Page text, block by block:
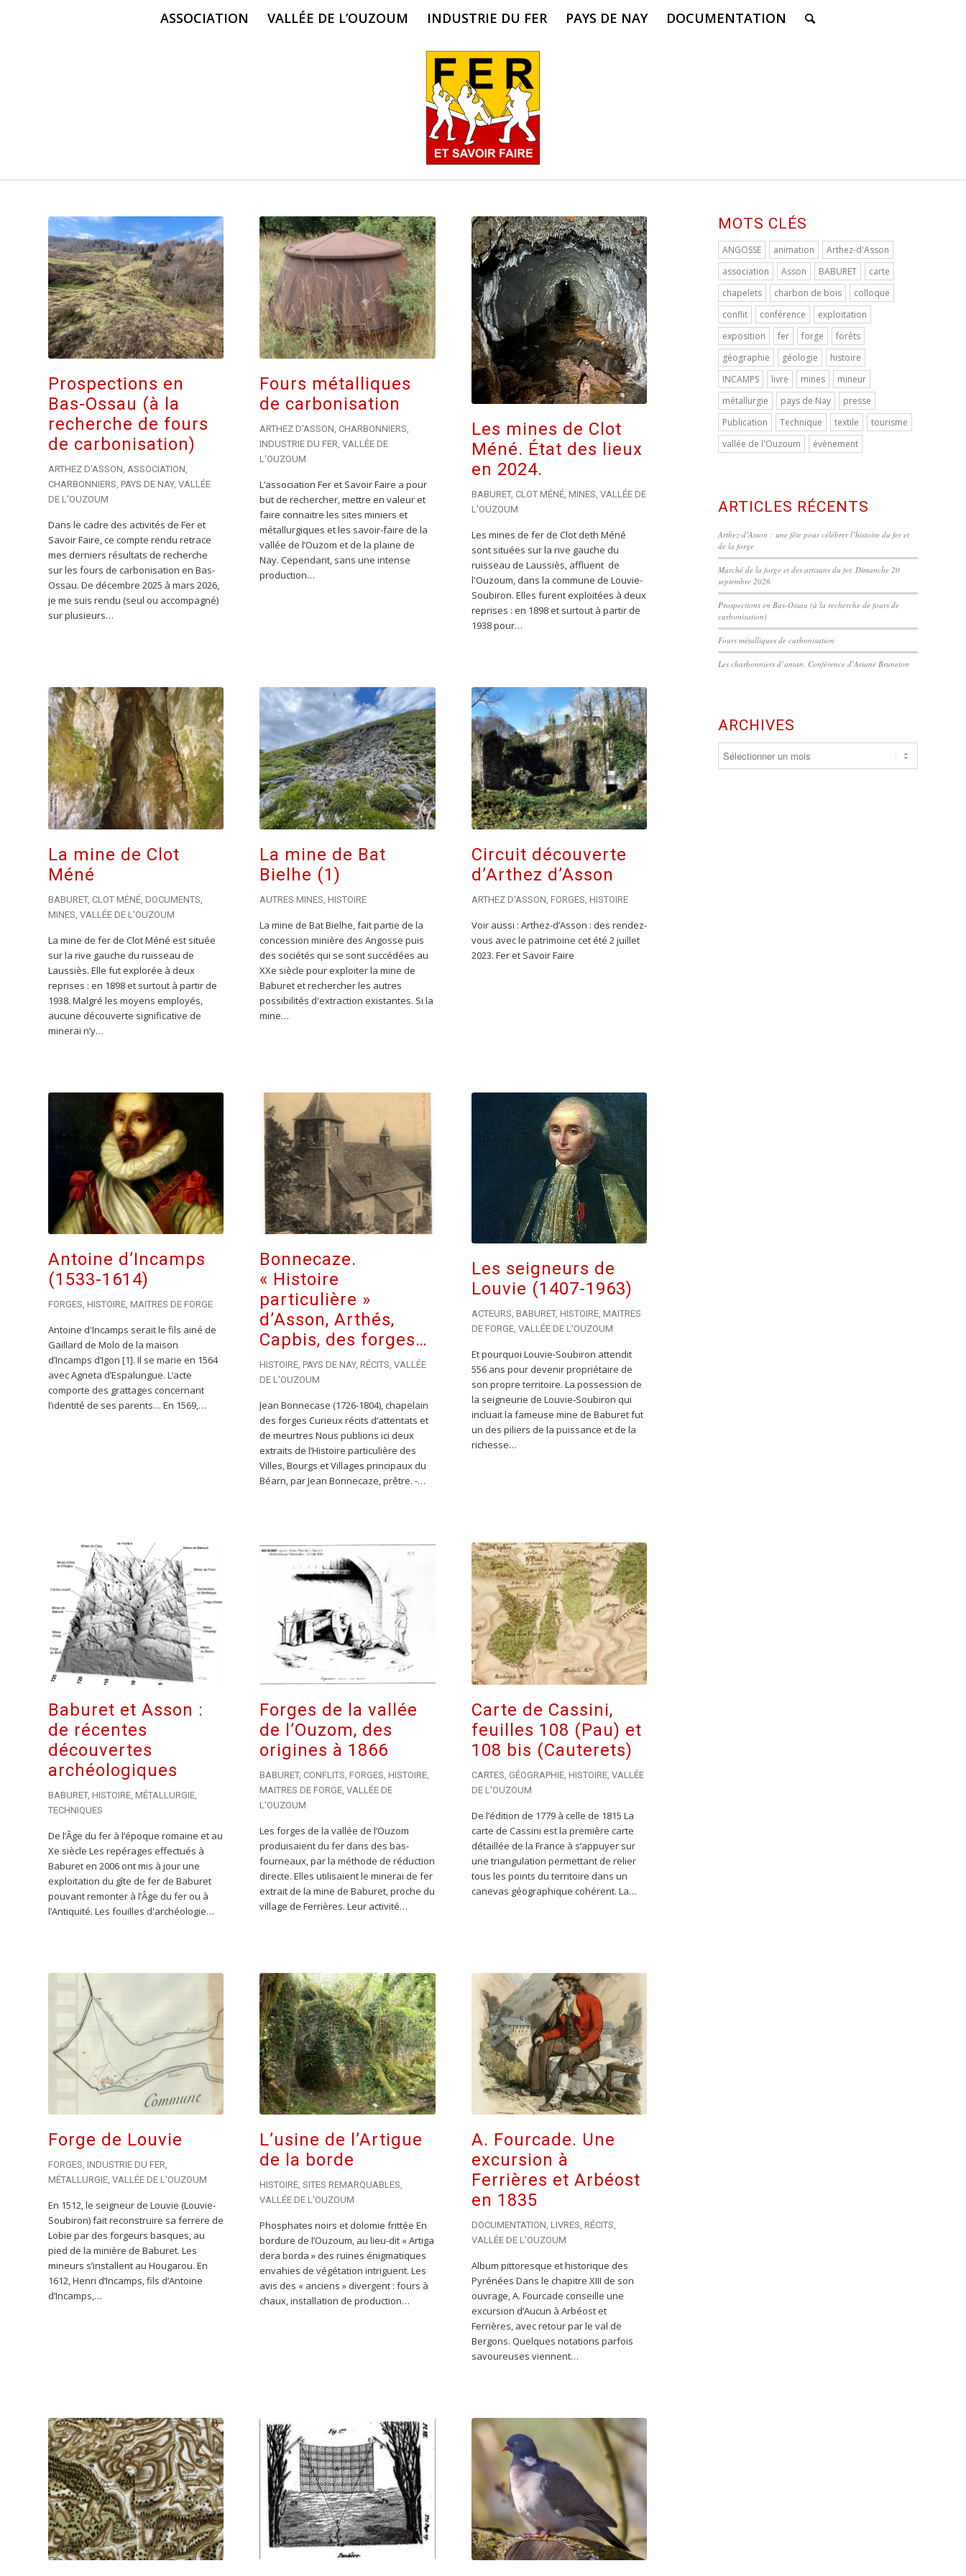
ASSOCIATION VALLÉE DE L’OUZOUM INDUSTRIE DU FER PAYS DE NAY DOCUMENTATION
Prospections en
Bas-Ossau (à la
recherche de fours
de carbonisation)
ARTHEZ D'ASSON ASSOCIATION
CHARBONNIERS PAYS DE NAY, VALLÉE
DE L'OUZOUM
Dans le cadre des activités de Fer et
Savoir Faire, ce compte rendu retrace
mes derniers résultats de recherche
sur les fours de carbonisation en Bas-
Ossau. De décembre 2025 à mars 2026,
je me suis rendu (seul ou accompagné)
sur plusieurs…
Fours métalliques
de carbonisation
ARTHEZ D'ASSON CHARBONNIERS
INDUSTRIE DU FER ,VALLÉE DE
L'OUZOUM
L’association Fer et Savoir Faire a pour
but de rechercher, mettre en valeur et
faire connaitre les sites miniers et
métallurgiques et les savoir-faire de la
vallée de l’Ouzom et de la plaine de
Nay. Cependant, sans une intense
production…
Les mines de Clot
Méné. État des lieux
en 2024.
BABURET, CLOT MÉNÉ, MINES, VALLÉE DE
L'OUZOUM
Les mines de fer de Clot deth Méné
sont situées sur la rive gauche du
ruisseau de Laussiès, affluent de
l'Ouzoum, dans la commune de Louvie-
Soubiron. Elles furent exploitées à deux
reprises : en 1898 et surtout à partir de
1938 pour…
La mine de Clot
Méné
BABURET, CLOT MÉNÉ DOCUMENTS
MINES VALLÉE DE L'OUZOUM
La mine de fer de Clot Méné est située
sur la rive gauche du ruisseau de
Laussiès. Elle fut explorée à deux
reprises : en 1898 et surtout à partir de
1938. Malgré les moyens employés,
aucune découverte significative de
minerai n’y…
La mine de Bat
Bielhe (1)
AUTRES MINES ,HISTOIRE
La mine de Bat Bielhe, fait partie de la
concession minière des Angosse puis
des sociétés qui se sont succédées au
XXe siècle pour exploiter la mine de
Baburet et rechercher les autres
possibilités d'extraction existantes. Si la
mine…
Circuit découverte
d’Arthez d’Asson
ARTHEZ D'ASSON FORGES HISTOIRE
Voir aussi : Arthez-d’Asson : des rendez-
vous avec le patrimoine cet été 2 juillet
2023. Fer et Savoir Faire
Antoine d’Incamps
(1533-1614)
FORGES, HISTOIRE, MAITRES DE FORGE
Antoine d'Incamps serait le fils ainé de
Gaillard de Molo de la maison
d’Incamps d’Igon [1]. Il se marie en 1564
avec Agneta d’Espalungue. L’acte
comporte des grattages concernant
l’identité de ses parents… En 1569,…
Bonnecaze.
« Histoire
particulière »
d’Asson, Arthés,
Capbis, des forges…
HISTOIRE,PAYS DE NAY,RÉCITS,VALLÉE
DE L'OUZOUM
Jean Bonnecase (1726-1804), chapelain
des forges Curieux récits d’attentats et
de meurtres Nous publions ici deux
extraits de l’Histoire particulière des
Villes, Bourgs et Villages principaux du
Béarn, par Jean Bonnecaze, prêtre. -…
Les seigneurs de
Louvie (1407-1963)
ACTEURS BABURET, HISTOIRE, MAITRES
DE FORGE, VALLÉE DE L'OUZOUM
Et pourquoi Louvie-Soubiron attendit
556 ans pour devenir propriétaire de
son propre territoire. La possession de
la seigneurie de Louvie-Soubiron qui
incluait la fameuse mine de Baburet fut
un des piliers de la puissance et de la
richesse…
Baburet et Asson :
de récentes
découvertes
archéologiques
BABURET, HISTOIRE MÉTALLURGIE
TECHNIQUES
De l’Âge du fer à l’époque romaine et au
Xe siècle Les repérages effectués à
Baburet en 2006 ont mis à jour une
exploitation du gîte de fer de Baburet
pouvant remonter à l’Âge du fer ou à
l’Antiquité. Les fouilles d'archéologie…
Forges de la vallée
de l’Ouzom, des
origines à 1866
BABURET, CONFLITS ,FORGES ,HISTOIRE
MAITRES DE FORGE ,VALLÉE DE
L'OUZOUM
Les forges de la vallée de l’Ouzom
produisaient du fer dans des bas-
fourneaux, par la méthode de réduction
directe. Elles utilisaient le minerai de fer
extrait de la mine de Baburet, proche du
village de Ferrières. Leur activité…
Carte de Cassini,
feuilles 108 (Pau) et
108 bis (Cauterets)
CARTES GÉOGRAPHIE, HISTOIRE, VALLÉE
DE L'OUZOUM
De l’édition de 1779 à celle de 1815 La
carte de Cassini est la première carte
détaillée de la France à s’appuyer sur
une triangulation permettant de relier
tous les points du territoire dans un
canevas géographique cohérent. La…
Forge de Louvie
FORGES, INDUSTRIE DU FER,
MÉTALLURGIE, VALLÉE DE L'OUZOUM
En 1512, le seigneur de Louvie (Louvie-
Soubiron) fait reconstruire sa ferrere de
Lobie par des forgeurs basques, au
pied de la minière de Baburet. Les
mineurs s’installent au Hougarou. En
1612, Henri d’Incamps, fils d’Antoine
d’Incamps,…
L’usine de l’Artigue
de la borde
HISTOIRE,SITES REMARQUABLES,
VALLÉE DE L'OUZOUM
Phosphates noirs et dolomie frittée En
bordure de l’Ouzoum, au lieu-dit « Artiga
dera borda » des ruines énigmatiques
envahies de végétation intriguent. Les
avis des « anciens » divergent : fours à
chaux, installation de production…
A. Fourcade. Une
excursion à
Ferrières et Arbéost
en 1835
DOCUMENTATION, LIVRES, RÉCITS,
VALLÉE DE L'OUZOUM
Album pittoresque et historique des
Pyrénées Dans le chapitre XIII de son
ouvrage, A. Fourcade conseille une
excursion d’Aucun à Arbéost et
Ferrières, avec retour par le val de
Bergons. Quelques notations parfois
savoureuses viennent…
MOTS CLÉS
ANGOSSE animation
Arthez-d'Asson
association
Asson BABURET
carte
chapelets
charbon de bois
colloque
conflit
conférence
exploitation
exposition
fer forge
forêts
géographie
géologie
histoire
INCAMPS
livre mines
mineur
métallurgie
pays de Nay
presse
Publication
Technique textile
tourisme
vallée de l'Ouzoum
évènement
ARTICLES RÉCENTS
Arthez-d’Asson : une fête pour célébrer l’histoire du fer et
de la forge
Marché de la forge et des artisans du fer. Dimanche 20
septembre 2026
Prospections en Bas-Ossau (à la recherche de fours de
carbonisation)
Fours métalliques de carbonisation
Les charbonniers d’antan. Conférence d’Ariane Bruneton
ARCHIVES